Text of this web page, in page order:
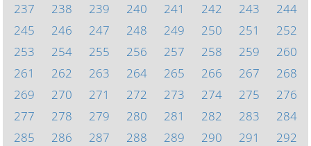
237
238 239 240 241 242 243
244
245
246 247 248 249 250 251
252
253
254 255 256 257 258 259
260
261
262 263 264 265 266 267
268
269
270 271 272 273 274 275
276
277
278 279 280 281 282 283
284
285
286 287 288 289 290 291
292